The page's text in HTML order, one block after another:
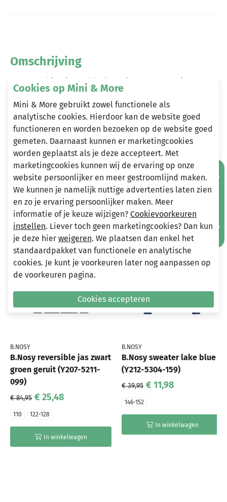
Omschrijving
B.Nosy t-shirt Timmy blocks ao (Y502-6403-947)
Heeft u vragen?
Stuur een e-mail
info@miniandmore.nl
Andere bekeken ook
Wellicht ook iets voor jou?
-70%
B.NOSY
B.Nosy reversible jas zwart
groen geruit (Y207-5211-
099)
€ 84,95 € 25,48
110 122-128
In winkelwagen
-70%
B.NOSY
B.Nosy sweater lake blue
(Y212-5304-159)
€ 39,95 € 11,98
146-152
In winkelwagen
Mis geen aanbiedingen!
Cookies op Mini & More
Mini & More gebruikt zowel functionele als
analytische cookies. Hierdoor kan de website goed
functioneren en worden bezoeken op de website goed
gemeten. Daarnaast kunnen er marketingcookies
worden geplaatst als je deze accepteert. Met
marketingcookies kunnen wij de ervaring op onze
website persoonlijker en meer gestroomlijnd maken.
We kunnen je namelijk nuttige advertenties laten zien
en zo je ervaring persoonlijker maken. Meer
informatie of je keuze wijzigen? Cookievoorkeuren
instellen. Liever toch geen marketingcookies? Dan kun
je deze hier weigeren. We plaatsen dan enkel het
standaardpakket van functionele en analytische
cookies. Je kunt je voorkeuren later nog aanpassen op
de voorkeuren pagina.
Cookies accepteren